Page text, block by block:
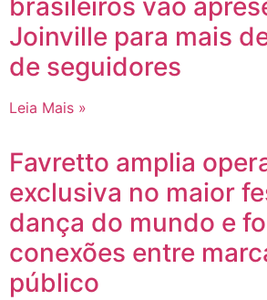
brasileiros vão
Joinville para mais
de seguidores
Leia Mais »
Favretto amplia
exclusiva no maior
dança do mundo e
conexões entre
público